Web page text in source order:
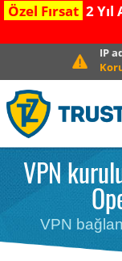
Özel Fırsat 2 Yıl
IP
VPN
VPN